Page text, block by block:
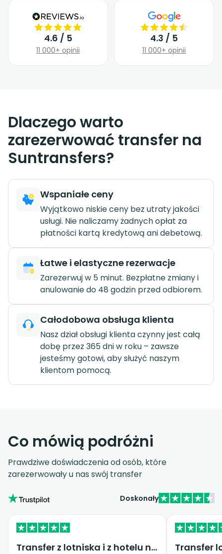
4.6 / 5
11 000+ opinii
4.3 / 5
11 000+ opinii
Dlaczego warto
zarezerwować transfer na
Suntransfers?
Wspaniałe ceny
Wyjątkowo niskie ceny bez utraty jakości
usługi. Nie naliczamy żadnych opłat za
płatności kartą kredytową ani debetową.
Łatwe i elastyczne rezerwacje
Zarezerwuj w 5 minut. Bezpłatne zmiany i
anulowanie do 48 godzin przed odbiorem.
Całodobowa obsługa klienta
Nasz dział obsługi klienta czynny jest całą
dobę przez 365 dni w roku – zawsze
jesteśmy gotowi, aby służyć naszym
klientom pomocą.
Co mówią podróżni
Prawdziwe doświadczenia od osób, które
zarezerwowały u nas swój transfer
Doskonały
Transfer z lotniska i z hotelu na…